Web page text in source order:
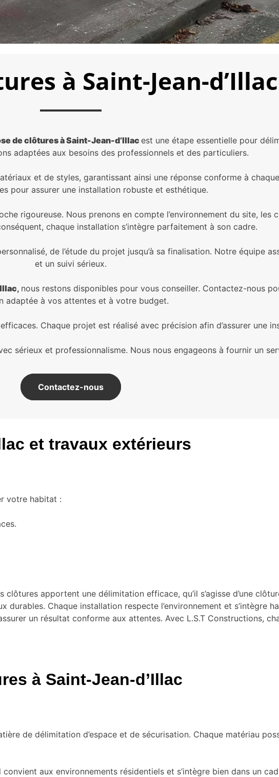
à Saint-Jean-d’Illac
de clôtures à Saint-Jean-d’Illacest une étape essentielle pour
adaptées aux besoins des professionnels et des particuliers.
et de styles, garantissant ainsi une réponse conforme à
pour assurer une installation robuste et esthétique.
rigoureuse. Nous prenons en compte l’environnement du site, les
chaque installation s’intègre parfaitement à son cadre.
de l’étude du projet jusqu’à sa finalisation. Notre équipe
et un suivi sérieux.
, nous restons disponibles pour vous conseiller. Contactez-nous
adaptée à vos attentes et à votre budget.
Chaque projet est réalisé avec précision afin d’assurer une
sérieux et professionnalisme. Nous nous engageons à fournir un
Contactez-nous
et travaux extérieurs
votre habitat :
apportent une délimitation efficace, qu’il s’agisse d’une
Chaque installation respecte l’environnement et s’intègre
un résultat conforme aux attentes. Avec L.S.T Constructions,
à Saint-Jean-d’Illac
de délimitation d’espace et de sécurisation. Chaque matériau
aux environnements résidentiels et s’intègre bien dans un